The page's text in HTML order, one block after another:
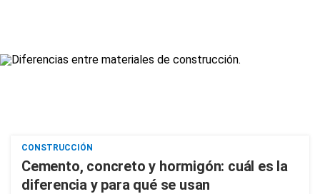
CONSTRUCCIÓN
Cemento, concreto y hormigón: cuál es la
diferencia y para qué se usan